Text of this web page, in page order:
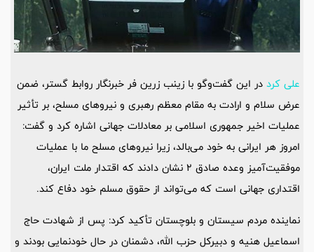
علی کرد در این گفت‌وگو با زینب زرین فر خبرنگار روابط گستر، ضمن
عرض سلام و ارادت به مقام معظم رهبری و نیروهای مسلح، بر تأثیر
عملیات اخیر جمهوری اسلامی بر معادلات جهانی اشاره کرد و گفت:
امروز هر ایرانی به خود می‌بالد، زیرا نیروهای مسلح ما با عملیات
موفقیت‌آمیز وعده صادق 2 نشان دادند که اقتدار ملت ایران،
اقتداری جهانی است که می‌تواند از حقوق مسلم خود دفاع کند.
نماینده مردم سیستان و بلوچستان تأکید کرد: پس از شهادت حاج
اسماعیل هنیه و دبیرکل حزب الله، دشمنان در حال خودنمایی بودند و